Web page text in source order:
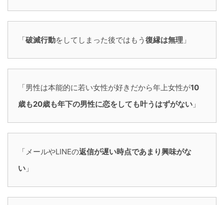
「破滅行動をしてしまった後ではもう 復縁は無理 」
「男性は本能的に若い女性が好きだから年上女性が10
歳も20歳も年下の男性に恋をしても叶うはずがない 」
「メールやLINEの返信が遅い時点であまり興味がな
い 」